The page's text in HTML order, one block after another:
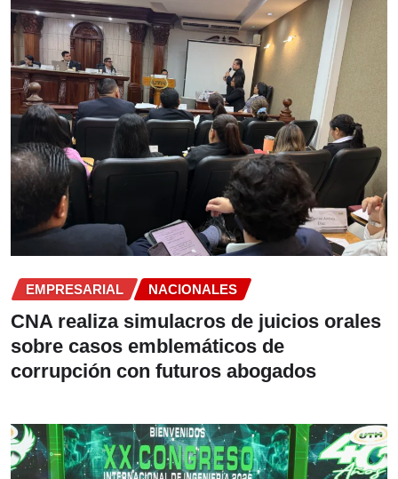
EMPRESARIAL NACIONALES
CNA realiza simulacros de juicios orales
sobre casos emblemáticos de
corrupción con futuros abogados